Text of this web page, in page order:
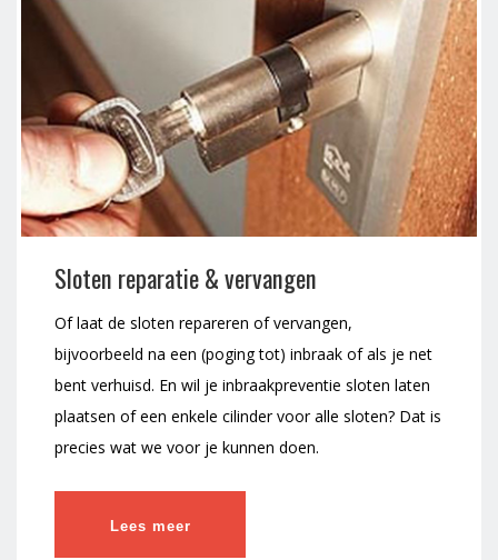
Sloten reparatie & vervangen
Of laat de sloten repareren of vervangen,
bijvoorbeeld na een (poging tot) inbraak of als je net
bent verhuisd. En wil je inbraakpreventie sloten laten
plaatsen of een enkele cilinder voor alle sloten? Dat is
precies wat we voor je kunnen doen.
Lees meer